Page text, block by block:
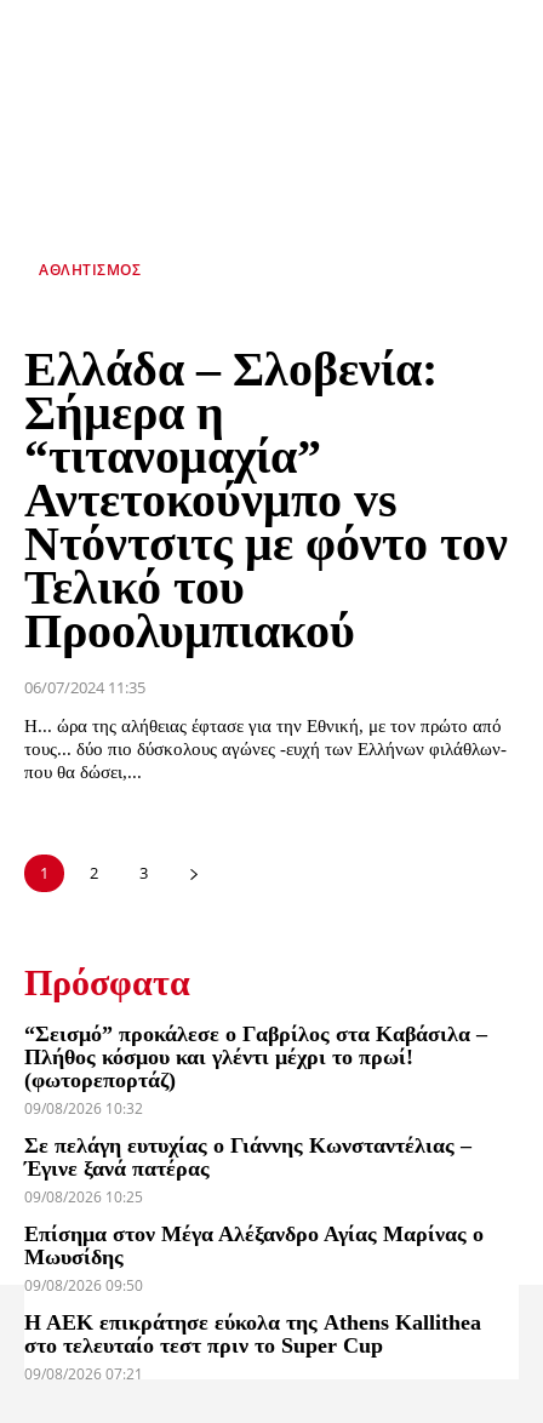
ΑΘΛΗΤΙΣΜΌΣ
Ελλάδα – Σλοβενία:
Σήμερα η
“τιτανομαχία”
Αντετοκούνμπο vs
Ντόντσιτς με φόντο τον
Τελικό του
Προολυμπιακού
06/07/2024 11:35
Η... ώρα της αλήθειας έφτασε για την Εθνική, με τον πρώτο από
τους... δύο πιο δύσκολους αγώνες -ευχή των Ελλήνων φιλάθλων-
που θα δώσει,...
1 2 3
Πρόσφατα
“Σεισμό” προκάλεσε ο Γαβρίλος στα Καβάσιλα –
Πλήθος κόσμου και γλέντι μέχρι το πρωί!
(φωτορεπορτάζ)
09/08/2026 10:32
Σε πελάγη ευτυχίας ο Γιάννης Κωνσταντέλιας –
Έγινε ξανά πατέρας
09/08/2026 10:25
Επίσημα στον Μέγα Αλέξανδρο Αγίας Μαρίνας ο
Μωυσίδης
09/08/2026 09:50
Η ΑΕΚ επικράτησε εύκολα της Athens Kallithea
στο τελευταίο τεστ πριν το Super Cup
09/08/2026 07:21